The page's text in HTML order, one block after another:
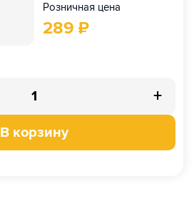
Розничная цена
289 ₽
+
В корзину